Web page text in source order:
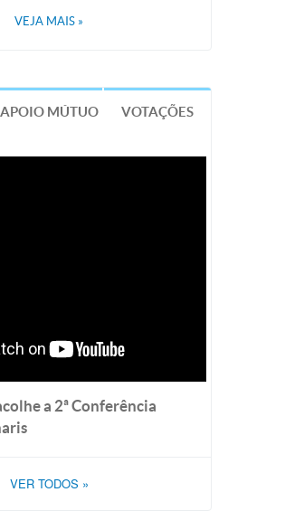
VEJA MAIS »
APOIO MÚTUO VOTAÇÕES
a 2ª Conferência
VER TODOS »